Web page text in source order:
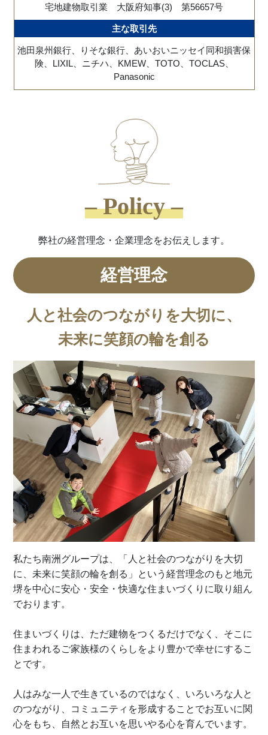
宅地建物取引業 大阪府知事(3) 第56657号
主な取引先
池田泉州銀行、りそな銀行、あいおいニッセイ同和損害保
険、LIXIL、ニチハ、KMEW、TOTO、TOCLAS、
Panasonic
– Policy –
弊社の経営理念・企業理念をお伝えします。
経営理念
人と社会のつながりを大切に、
未来に笑顔の輪を創る
私たち南洲グループは、「人と社会のつながりを大切
に、未来に笑顔の輪を創る」という経営理念のもと地元
堺を中心に安心・安全・快適な住まいづくりに取り組ん
でおります。
住まいづくりは、ただ建物をつくるだけでなく、そこに
住まわれるご家族様のくらしをより豊かで幸せにするこ
とです。
人はみな一人で生きているのではなく、いろいろな人と
のつながり、コミュニティを形成することでお互いに関
心をもち、自然とお互いを思いやる心を育んでいます。